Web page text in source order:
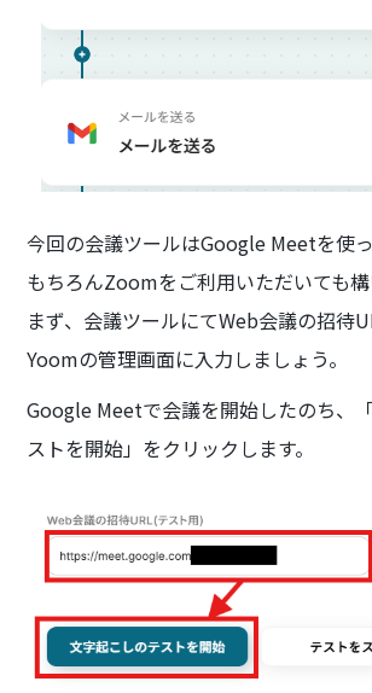
今回の会議ツールはGoogle Meetを使っ
もちろんZoomをご利用いただいても構
まず、会議ツールにてWeb会議の招待
Yoomの管理画面に入力しましょう。
Google Meetで会議を開始したのち、
ストを開始」をクリックします。